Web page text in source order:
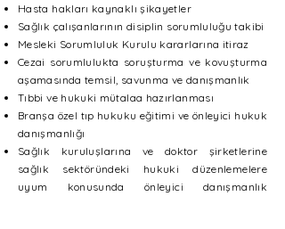
Hasta hakları kaynaklı şikayetler
Sağlık çalışanlarının disiplin sorumluluğu takibi
Mesleki Sorumluluk Kurulu kararlarına itiraz
Cezai sorumlulukta soruşturma ve kovuşturma
aşamasında temsil, savunma ve danışmanlık
Tıbbi ve hukuki mütalaa hazırlanması
Branşa özel tıp hukuku eğitimi ve önleyici hukuk
danışmanlığı
Sağlık kuruluşlarına ve doktor şirketlerine
sağlık sektöründeki hukuki düzenlemelere
uyum konusunda önleyici danışmanlık